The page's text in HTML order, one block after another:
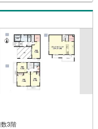
関と提携/最長50年の返済プ
学OK/ご自宅・最寄り駅ま
見るだけ」「ローン相談
ーンが難しいと言われた
もご相談ください
3階